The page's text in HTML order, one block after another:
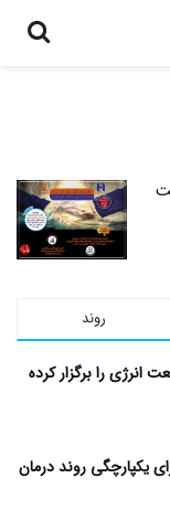
روند
انرژی را برگزار کرده
یکپارچگی روند درمان